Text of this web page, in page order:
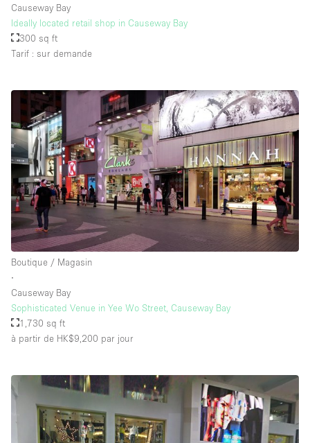
Causeway Bay
Ideally located retail shop in Causeway Bay
300 sq ft
Tarif : sur demande
Boutique / Magasin
∙
Causeway Bay
Sophisticated Venue in Yee Wo Street, Causeway Bay
1,730 sq ft
à partir de HK$9,200 par jour